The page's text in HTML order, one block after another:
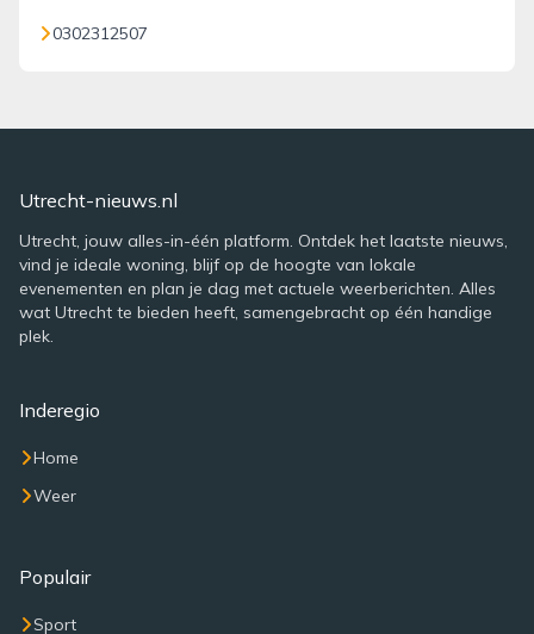
0302312507
Utrecht-nieuws.nl
Utrecht, jouw alles-in-één platform. Ontdek het laatste nieuws,
vind je ideale woning, blijf op de hoogte van lokale
evenementen en plan je dag met actuele weerberichten. Alles
wat Utrecht te bieden heeft, samengebracht op één handige
plek.
Inderegio
Home
Weer
Populair
Sport